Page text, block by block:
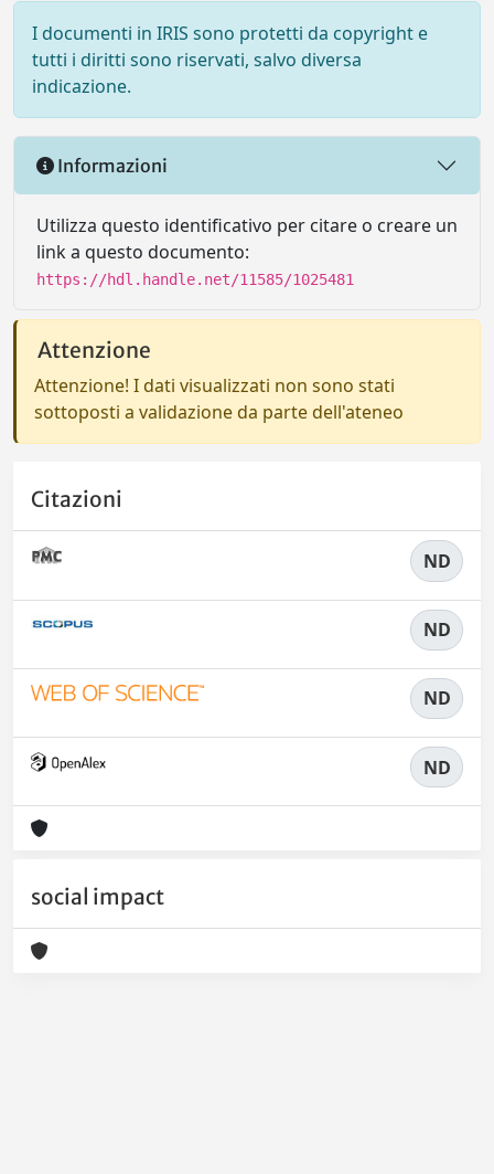
I documenti in IRIS sono protetti da copyright e
tutti i diritti sono riservati, salvo diversa
indicazione.
Informazioni
Utilizza questo identificativo per citare o creare un
link a questo documento:
https://hdl.handle.net/11585/1025481
Attenzione
Attenzione! I dati visualizzati non sono stati
sottoposti a validazione da parte dell'ateneo
Citazioni
ND
ND
ND
ND
social impact